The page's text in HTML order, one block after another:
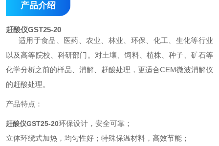
产品介绍
赶酸仪GST25-20
适用于食品、医药、农业、林业、环保、化工、生化等行业
以及高等院校、科研部门。对土壤、饲料、植株、种子、矿石等
化学分析之前的样品、消解、赶酸处理，更适合CEM微波消解仪
的赶酸处理。
产品特点：
赶酸仪GST25-20环保设计，安全可靠；
立体环绕式加热，均匀性好；特殊保温材料，高效节能；